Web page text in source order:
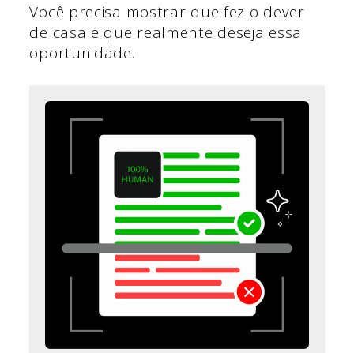
Você precisa mostrar que fez o dever
de casa e que realmente deseja essa
oportunidade.